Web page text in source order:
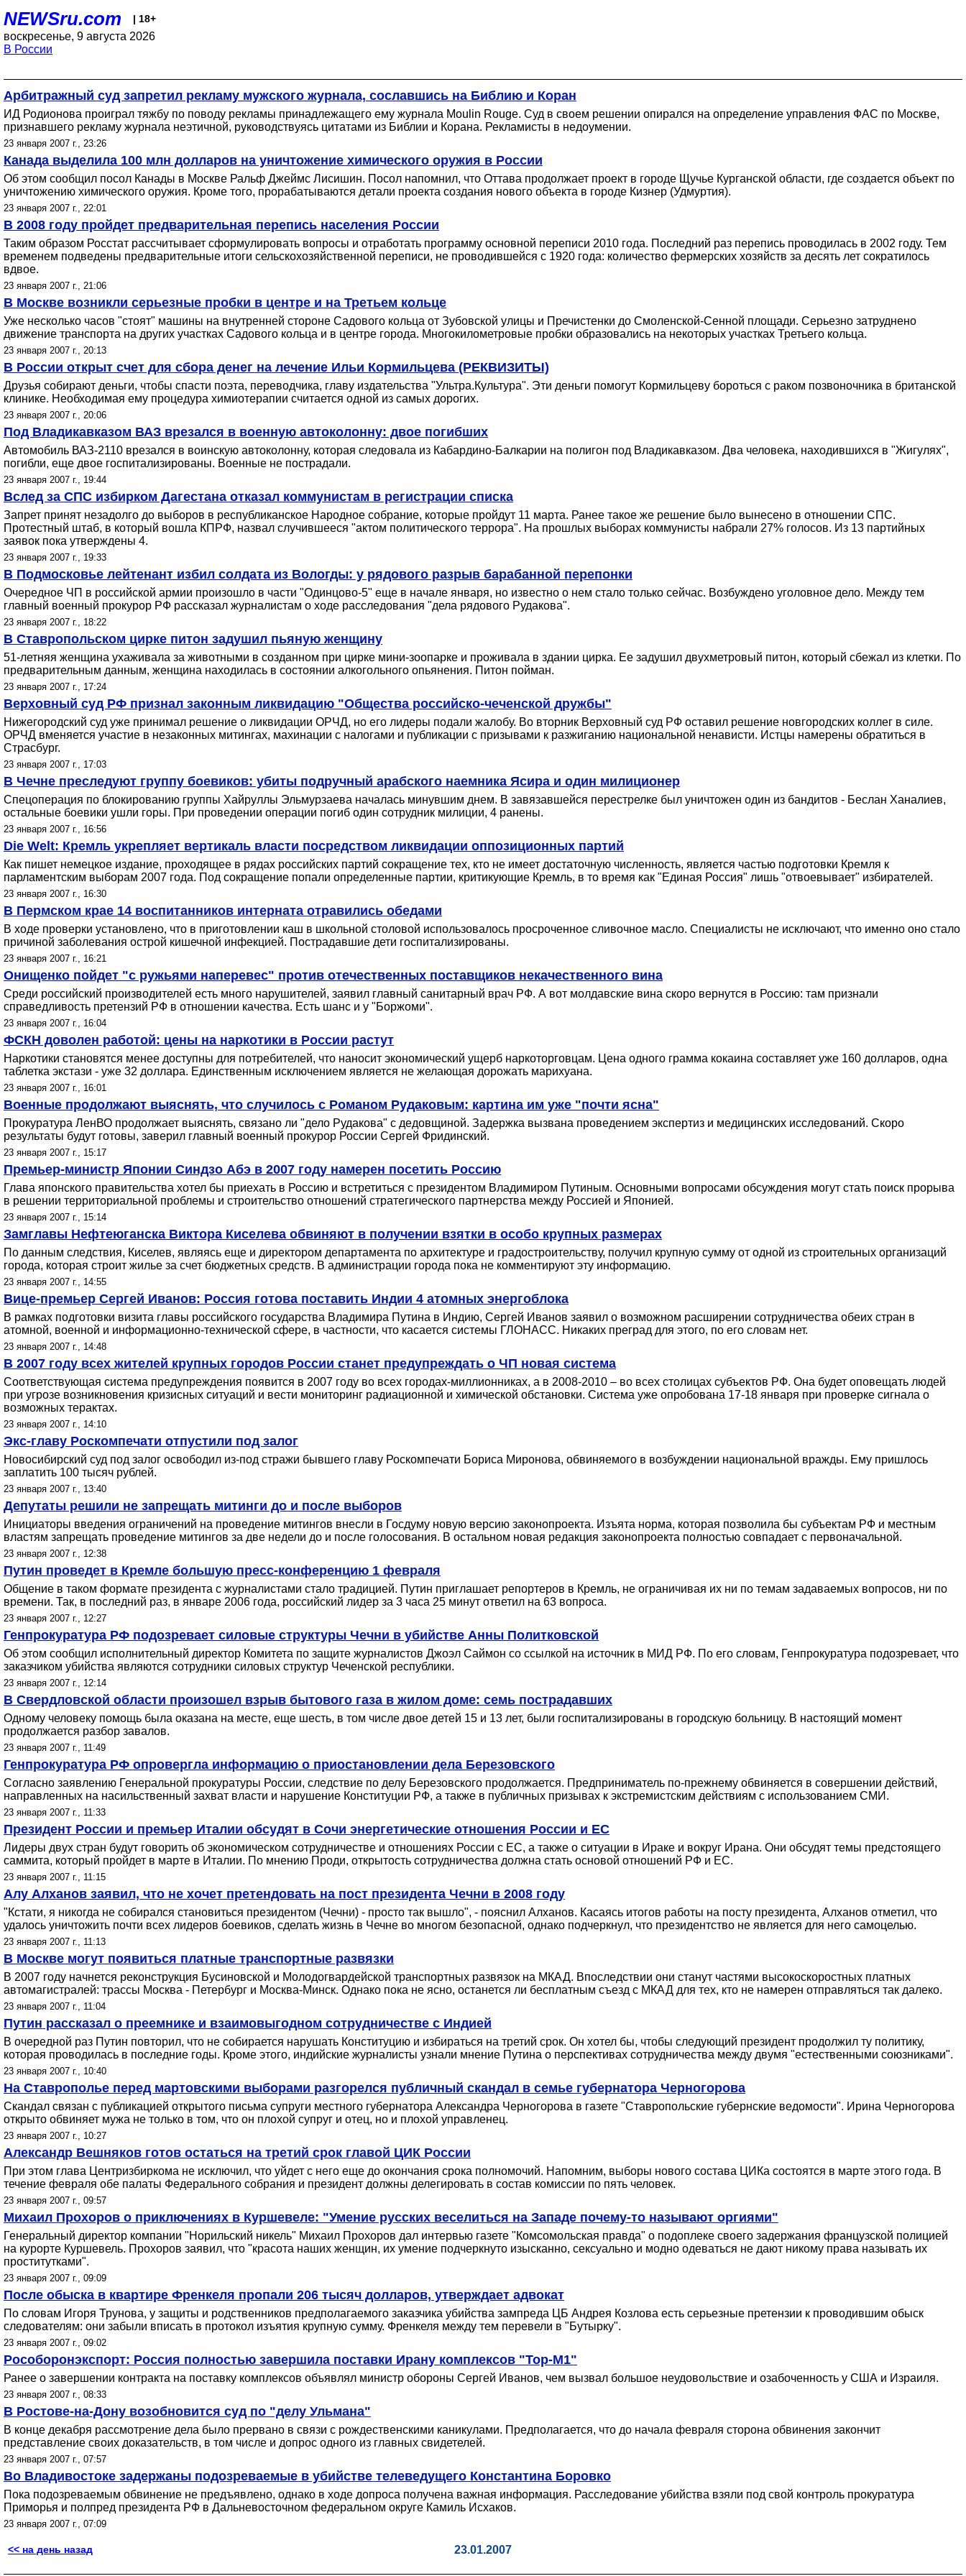
NEWSru.com | 18+
воскресенье, 9 августа 2026
В России
Арбитражный суд запретил рекламу мужского журнала, сославшись на Библию и Коран
ИД Родионова проиграл тяжбу по поводу рекламы принадлежащего ему журнала Moulin Rouge. Суд в своем решении опирался на определение управления ФАС по Москве,
признавшего рекламу журнала неэтичной, руководствуясь цитатами из Библии и Корана. Рекламисты в недоумении.
23 января 2007 г., 23:26
Канада выделила 100 млн долларов на уничтожение химического оружия в России
Об этом сообщил посол Канады в Москве Ральф Джеймс Лисишин. Посол напомнил, что Оттава продолжает проект в городе Щучье Курганской области, где создается объект по
уничтожению химического оружия. Кроме того, прорабатываются детали проекта создания нового объекта в городе Кизнер (Удмуртия).
23 января 2007 г., 22:01
В 2008 году пройдет предварительная перепись населения России
Таким образом Росстат рассчитывает сформулировать вопросы и отработать программу основной переписи 2010 года. Последний раз перепись проводилась в 2002 году. Тем
временем подведены предварительные итоги сельскохозяйственной переписи, не проводившейся с 1920 года: количество фермерских хозяйств за десять лет сократилось
вдвое.
23 января 2007 г., 21:06
В Москве возникли серьезные пробки в центре и на Третьем кольце
Уже несколько часов "стоят" машины на внутренней стороне Садового кольца от Зубовской улицы и Пречистенки до Смоленской-Сенной площади. Серьезно затруднено
движение транспорта на других участках Садового кольца и в центре города. Многокилометровые пробки образовались на некоторых участках Третьего кольца.
23 января 2007 г., 20:13
В России открыт счет для сбора денег на лечение Ильи Кормильцева (РЕКВИЗИТЫ)
Друзья собирают деньги, чтобы спасти поэта, переводчика, главу издательства "Ультра.Культура". Эти деньги помогут Кормильцеву бороться с раком позвоночника в британской
клинике. Необходимая ему процедура химиотерапии считается одной из самых дорогих.
23 января 2007 г., 20:06
Под Владикавказом ВАЗ врезался в военную автоколонну: двое погибших
Автомобиль ВАЗ-2110 врезался в воинскую автоколонну, которая следовала из Кабардино-Балкарии на полигон под Владикавказом. Два человека, находившихся в "Жигулях",
погибли, еще двое госпитализированы. Военные не пострадали.
23 января 2007 г., 19:44
Вслед за СПС избирком Дагестана отказал коммунистам в регистрации списка
Запрет принят незадолго до выборов в республиканское Народное собрание, которые пройдут 11 марта. Ранее такое же решение было вынесено в отношении СПС.
Протестный штаб, в который вошла КПРФ, назвал случившееся "актом политического террора". На прошлых выборах коммунисты набрали 27% голосов. Из 13 партийных
заявок пока утверждены 4.
23 января 2007 г., 19:33
В Подмосковье лейтенант избил солдата из Вологды: у рядового разрыв барабанной перепонки
Очередное ЧП в российской армии произошло в части "Одинцово-5" еще в начале января, но известно о нем стало только сейчас. Возбуждено уголовное дело. Между тем
главный военный прокурор РФ рассказал журналистам о ходе расследования "дела рядового Рудакова".
23 января 2007 г., 18:22
В Ставропольском цирке питон задушил пьяную женщину
51-летняя женщина ухаживала за животными в созданном при цирке мини-зоопарке и проживала в здании цирка. Ее задушил двухметровый питон, который сбежал из клетки. По
предварительным данным, женщина находилась в состоянии алкогольного опьянения. Питон пойман.
23 января 2007 г., 17:24
Верховный суд РФ признал законным ликвидацию "Общества российско-чеченской дружбы"
Нижегородский суд уже принимал решение о ликвидации ОРЧД, но его лидеры подали жалобу. Во вторник Верховный суд РФ оставил решение новгородских коллег в силе.
ОРЧД вменяется участие в незаконных митингах, махинации с налогами и публикации с призывами к разжиганию национальной ненависти. Истцы намерены обратиться в
Страсбург.
23 января 2007 г., 17:03
В Чечне преследуют группу боевиков: убиты подручный арабского наемника Ясира и один милиционер
Спецоперация по блокированию группы Хайруллы Эльмурзаева началась минувшим днем. В завязавшейся перестрелке был уничтожен один из бандитов - Беслан Ханалиев,
остальные боевики ушли горы. При проведении операции погиб один сотрудник милиции, 4 ранены.
23 января 2007 г., 16:56
Die Welt: Кремль укрепляет вертикаль власти посредством ликвидации оппозиционных партий
Как пишет немецкое издание, проходящее в рядах российских партий сокращение тех, кто не имеет достаточную численность, является частью подготовки Кремля к
парламентским выборам 2007 года. Под сокращение попали определенные партии, критикующие Кремль, в то время как "Единая Россия" лишь "отвоевывает" избирателей.
23 января 2007 г., 16:30
В Пермском крае 14 воспитанников интерната отравились обедами
В ходе проверки установлено, что в приготовлении каш в школьной столовой использовалось просроченное сливочное масло. Специалисты не исключают, что именно оно стало
причиной заболевания острой кишечной инфекцией. Пострадавшие дети госпитализированы.
23 января 2007 г., 16:21
Онищенко пойдет "с ружьями наперевес" против отечественных поставщиков некачественного вина
Среди российский производителей есть много нарушителей, заявил главный санитарный врач РФ. А вот молдавские вина скоро вернутся в Россию: там признали
справедливость претензий РФ в отношении качества. Есть шанс и у "Боржоми".
23 января 2007 г., 16:04
ФСКН доволен работой: цены на наркотики в России растут
Наркотики становятся менее доступны для потребителей, что наносит экономический ущерб наркоторговцам. Цена одного грамма кокаина составляет уже 160 долларов, одна
таблетка экстази - уже 32 доллара. Единственным исключением является не желающая дорожать марихуана.
23 января 2007 г., 16:01
Военные продолжают выяснять, что случилось с Романом Рудаковым: картина им уже "почти ясна"
Прокуратура ЛенВО продолжает выяснять, связано ли "дело Рудакова" с дедовщиной. Задержка вызвана проведением экспертиз и медицинских исследований. Скоро
результаты будут готовы, заверил главный военный прокурор России Сергей Фридинский.
23 января 2007 г., 15:17
Премьер-министр Японии Синдзо Абэ в 2007 году намерен посетить Россию
Глава японского правительства хотел бы приехать в Россию и встретиться с президентом Владимиром Путиным. Основными вопросами обсуждения могут стать поиск прорыва
в решении территориальной проблемы и строительство отношений стратегического партнерства между Россией и Японией.
23 января 2007 г., 15:14
Замглавы Нефтеюганска Виктора Киселева обвиняют в получении взятки в особо крупных размерах
По данным следствия, Киселев, являясь еще и директором департамента по архитектуре и градостроительству, получил крупную сумму от одной из строительных организаций
города, которая строит жилье за счет бюджетных средств. В администрации города пока не комментируют эту информацию.
23 января 2007 г., 14:55
Вице-премьер Сергей Иванов: Россия готова поставить Индии 4 атомных энергоблока
В рамках подготовки визита главы российского государства Владимира Путина в Индию, Сергей Иванов заявил о возможном расширении сотрудничества обеих стран в
атомной, военной и информационно-технической сфере, в частности, что касается системы ГЛОНАСС. Никаких преград для этого, по его словам нет.
23 января 2007 г., 14:48
В 2007 году всех жителей крупных городов России станет предупреждать о ЧП новая система
Соответствующая система предупреждения появится в 2007 году во всех городах-миллионниках, а в 2008-2010 – во всех столицах субъектов РФ. Она будет оповещать людей
при угрозе возникновения кризисных ситуаций и вести мониторинг радиационной и химической обстановки. Система уже опробована 17-18 января при проверке сигнала о
возможных терактах.
23 января 2007 г., 14:10
Экс-главу Роскомпечати отпустили под залог
Новосибирский суд под залог освободил из-под стражи бывшего главу Роскомпечати Бориса Миронова, обвиняемого в возбуждении национальной вражды. Ему пришлось
заплатить 100 тысяч рублей.
23 января 2007 г., 13:40
Депутаты решили не запрещать митинги до и после выборов
Инициаторы введения ограничений на проведение митингов внесли в Госдуму новую версию законопроекта. Изъята норма, которая позволила бы субъектам РФ и местным
властям запрещать проведение митингов за две недели до и после голосования. В остальном новая редакция законопроекта полностью совпадает с первоначальной.
23 января 2007 г., 12:38
Путин проведет в Кремле большую пресс-конференцию 1 февраля
Общение в таком формате президента с журналистами стало традицией. Путин приглашает репортеров в Кремль, не ограничивая их ни по темам задаваемых вопросов, ни по
времени. Так, в последний раз, в январе 2006 года, российский лидер за 3 часа 25 минут ответил на 63 вопроса.
23 января 2007 г., 12:27
Генпрокуратура РФ подозревает силовые структуры Чечни в убийстве Анны Политковской
Об этом сообщил исполнительный директор Комитета по защите журналистов Джоэл Саймон со ссылкой на источник в МИД РФ. По его словам, Генпрокуратура подозревает, что
заказчиком убийства являются сотрудники силовых структур Чеченской республики.
23 января 2007 г., 12:14
В Свердловской области произошел взрыв бытового газа в жилом доме: семь пострадавших
Одному человеку помощь была оказана на месте, еще шесть, в том числе двое детей 15 и 13 лет, были госпитализированы в городскую больницу. В настоящий момент
продолжается разбор завалов.
23 января 2007 г., 11:49
Генпрокуратура РФ опровергла информацию о приостановлении дела Березовского
Согласно заявлению Генеральной прокуратуры России, следствие по делу Березовского продолжается. Предприниматель по-прежнему обвиняется в совершении действий,
направленных на насильственный захват власти и нарушение Конституции РФ, а также в публичных призывах к экстремистским действиям с использованием СМИ.
23 января 2007 г., 11:33
Президент России и премьер Италии обсудят в Сочи энергетические отношения России и ЕС
Лидеры двух стран будут говорить об экономическом сотрудничестве и отношениях России с ЕС, а также о ситуации в Ираке и вокруг Ирана. Они обсудят темы предстоящего
саммита, который пройдет в марте в Италии. По мнению Проди, открытость сотрудничества должна стать основой отношений РФ и ЕС.
23 января 2007 г., 11:15
Алу Алханов заявил, что не хочет претендовать на пост президента Чечни в 2008 году
"Кстати, я никогда не собирался становиться президентом (Чечни) - просто так вышло", - пояснил Алханов. Касаясь итогов работы на посту президента, Алханов отметил, что
удалось уничтожить почти всех лидеров боевиков, сделать жизнь в Чечне во многом безопасной, однако подчеркнул, что президентство не является для него самоцелью.
23 января 2007 г., 11:13
В Москве могут появиться платные транспортные развязки
В 2007 году начнется реконструкция Бусиновской и Молодогвардейской транспортных развязок на МКАД. Впоследствии они станут частями высокоскоростных платных
автомагистралей: трассы Москва - Петербург и Москва-Минск. Однако пока не ясно, останется ли бесплатным съезд с МКАД для тех, кто не намерен отправляться так далеко.
23 января 2007 г., 11:04
Путин рассказал о преемнике и взаимовыгодном сотрудничестве с Индией
В очередной раз Путин повторил, что не собирается нарушать Конституцию и избираться на третий срок. Он хотел бы, чтобы следующий президент продолжил ту политику,
которая проводилась в последние годы. Кроме этого, индийские журналисты узнали мнение Путина о перспективах сотрудничества между двумя "естественными союзниками".
23 января 2007 г., 10:40
На Ставрополье перед мартовскими выборами разгорелся публичный скандал в семье губернатора Черногорова
Скандал связан с публикацией открытого письма супруги местного губернатора Александра Черногорова в газете "Ставропольские губернские ведомости". Ирина Черногорова
открыто обвиняет мужа не только в том, что он плохой супруг и отец, но и плохой управленец.
23 января 2007 г., 10:27
Александр Вешняков готов остаться на третий срок главой ЦИК России
При этом глава Центризбиркома не исключил, что уйдет с него еще до окончания срока полномочий. Напомним, выборы нового состава ЦИКа состоятся в марте этого года. В
течение февраля обе палаты Федерального собрания и президент должны делегировать в состав комиссии по пять человек.
23 января 2007 г., 09:57
Михаил Прохоров о приключениях в Куршевеле: "Умение русских веселиться на Западе почему-то называют оргиями"
Генеральный директор компании "Норильский никель" Михаил Прохоров дал интервью газете "Комсомольская правда" о подоплеке своего задержания французской полицией
на курорте Куршевель. Прохоров заявил, что "красота наших женщин, их умение подчеркнуто изысканно, сексуально и модно одеваться не дают никому права называть их
проститутками".
23 января 2007 г., 09:09
После обыска в квартире Френкеля пропали 206 тысяч долларов, утверждает адвокат
По словам Игоря Трунова, у защиты и родственников предполагаемого заказчика убийства зампреда ЦБ Андрея Козлова есть серьезные претензии к проводившим обыск
следователям: они забыли вписать в протокол изъятия крупную сумму. Френкеля между тем перевели в "Бутырку".
23 января 2007 г., 09:02
Рособоронэкспорт: Россия полностью завершила поставки Ирану комплексов "Тор-М1"
Ранее о завершении контракта на поставку комплексов объявлял министр обороны Сергей Иванов, чем вызвал большое неудовольствие и озабоченность у США и Израиля.
23 января 2007 г., 08:33
В Ростове-на-Дону возобновится суд по "делу Ульмана"
В конце декабря рассмотрение дела было прервано в связи с рождественскими каникулами. Предполагается, что до начала февраля сторона обвинения закончит
представление своих доказательств, в том числе и допрос одного из главных свидетелей.
23 января 2007 г., 07:57
Во Владивостоке задержаны подозреваемые в убийстве телеведущего Константина Боровко
Пока подозреваемым обвинение не предъявлено, однако в ходе допроса получена важная информация. Расследование убийства взяли под свой контроль прокуратура
Приморья и полпред президента РФ в Дальневосточном федеральном округе Камиль Исхаков.
23 января 2007 г., 07:09
<< на день назад 23.01.2007